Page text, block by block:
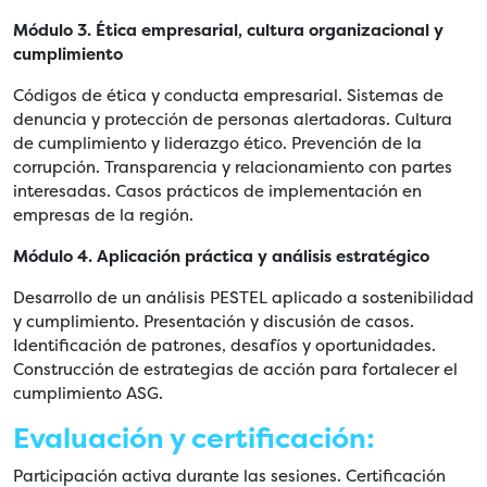
Módulo 3. Ética empresarial, cultura organizacional y
cumplimiento
Códigos de ética y conducta empresarial. Sistemas de
denuncia y protección de personas alertadoras. Cultura
de cumplimiento y liderazgo ético. Prevención de la
corrupción. Transparencia y relacionamiento con partes
interesadas. Casos prácticos de implementación en
empresas de la región.
Módulo 4. Aplicación práctica y análisis estratégico
Desarrollo de un análisis PESTEL aplicado a sostenibilidad
y cumplimiento. Presentación y discusión de casos.
Identificación de patrones, desafíos y oportunidades.
Construcción de estrategias de acción para fortalecer el
cumplimiento ASG.
Evaluación y certificación:
Participación activa durante las sesiones. Certificación